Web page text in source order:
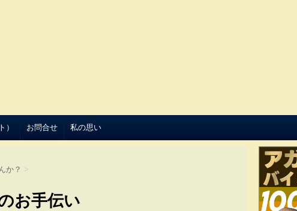
） お問合せ 私の思い
か？ >
お手伝い